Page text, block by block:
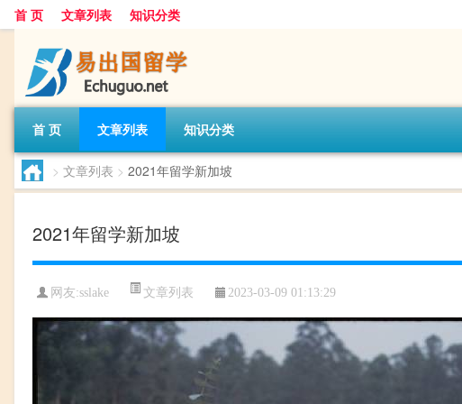
首 页 文章列表 知识分类
首 页 文章列表 知识分类
> 文章列表 > 2021年留学新加坡
2021年留学新加坡
网友:sslake 文章列表 2023-03-09 01:13:29